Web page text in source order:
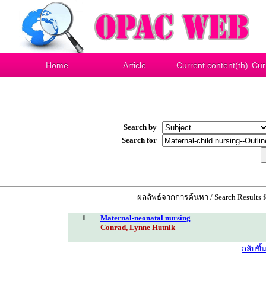
Home Article Current content(th)
Search by
Search for
ผลลัพธ์จากการค้นหา / Search Results
1
Maternal-neonatal nursing
Conrad, Lynne Hutnik
กลับขึ้